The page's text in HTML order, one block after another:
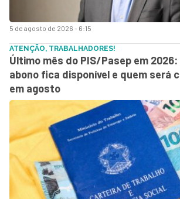
5 de agosto de 2026 - 6:15
ATENÇÃO, TRABALHADORES!
Último mês do PIS/Pasep em
abono fica disponível e quem será
em agosto